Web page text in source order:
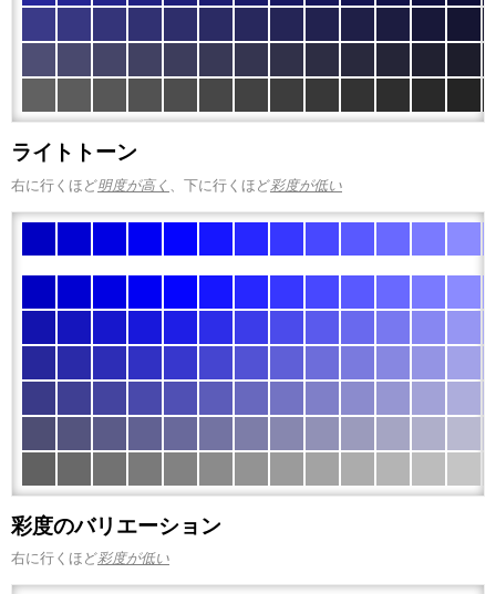
ライトトーン
右に行くほど明度が高く 、下に行くほど彩度が低い
彩度のバリエーション
右に行くほど彩度が低い